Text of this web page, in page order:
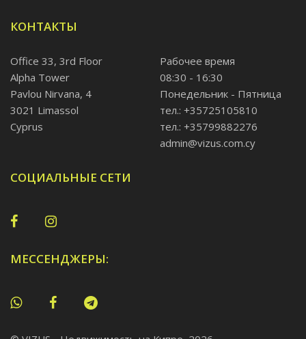
КОНТАКТЫ
Office 33, 3rd Floor
Alpha Tower
Pavlou Nirvana, 4
3021 Limassol
Cyprus
Рабочее время
08:30 - 16:30
Понедельник - Пятница
тел.: +35725105810
тел.: +35799882276
admin@vizus.com.cy
СОЦИАЛЬНЫЕ СЕТИ
МЕССЕНДЖЕРЫ: